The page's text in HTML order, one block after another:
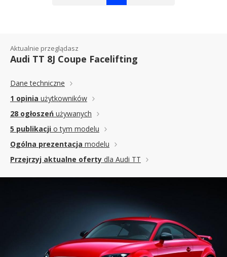
Aktualnie przeglądasz
Audi TT 8J Coupe Facelifting
Dane techniczne
1 opinia użytkowników
28 ogłoszeń używanych
5 publikacji o tym modelu
Ogólna prezentacja modelu
Przejrzyj aktualne oferty dla Audi TT